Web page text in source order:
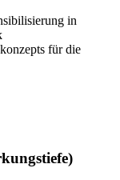
in
für die